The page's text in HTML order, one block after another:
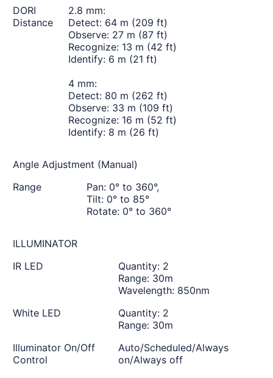
DORI
Distance
2.8 mm:
Detect: 64 m (209 ft)
Observe: 27 m (87 ft)
Recognize: 13 m (42 ft)
Identify: 6 m (21 ft)
4 mm:
Detect: 80 m (262 ft)
Observe: 33 m (109 ft)
Recognize: 16 m (52 ft)
Identify: 8 m (26 ft)
Angle Adjustment (Manual)
Range
Pan: 0° to 360°,
Tilt: 0° to 85°
Rotate: 0° to 360°
ILLUMINATOR
IR LED
Quantity: 2
Range: 30m
Wavelength: 850nm
White LED
Quantity: 2
Range: 30m
Illuminator On/Off
Control
Auto/Scheduled/Always
on/Always off